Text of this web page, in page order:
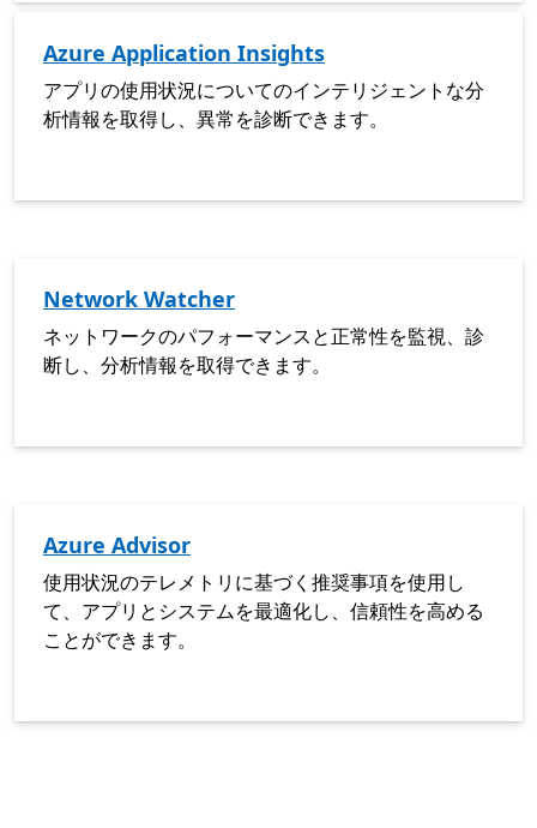
Azure Application Insights
アプリの使用状況についてのインテリジェントな分
析情報を取得し、異常を診断できます。
Network Watcher
ネットワークのパフォーマンスと正常性を監視、診
断し、分析情報を取得できます。
Azure Advisor
使用状況のテレメトリに基づく推奨事項を使用し
て、アプリとシステムを最適化し、信頼性を高める
ことができます。